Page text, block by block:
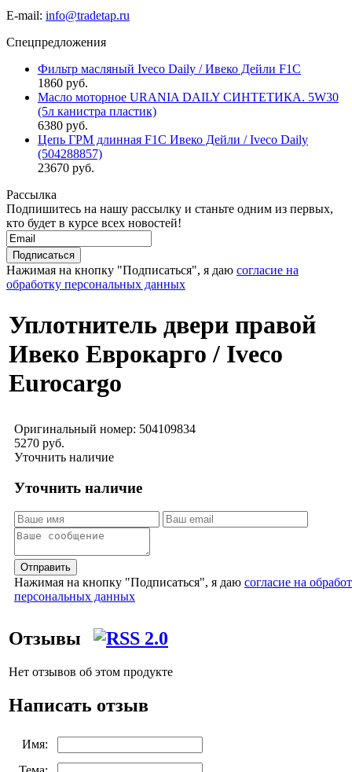
E-mail: info@tradetap.ru
Спецпредложения
Фильтр масляный Iveco Daily / Ивеко Дейли F1C
1860 руб.
Масло моторное URANIA DAILY СИНТЕТИКА. 5W30
(5л канистра пластик)
6380 руб.
Цепь ГРМ длинная F1C Ивеко Дейли / Iveco Daily
(504288857)
23670 руб.
Рассылка
Подпишитесь на нашу рассылку и станьте одним из первых,
кто будет в курсе всех новостей!
Нажимая на кнопку "Подписаться", я даю согласие на
обработку персональных данных
Уплотнитель двери правой
Ивеко Еврокарго / Iveco
Eurocargo
Оригинальный номер: 504109834
5270 руб.
Уточнить наличие
Уточнить наличие
Отправить
Нажимая на кнопку "Подписаться", я даю согласие на
персональных данных
Отзывы
Нет отзывов об этом продукте
Написать отзыв
Имя: